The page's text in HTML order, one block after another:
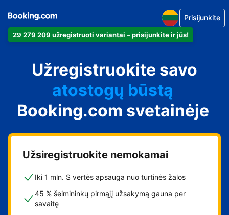
29 279 209 užregistruoti variantai – prisijunkite ir jūs!
Prisijunkite
Užregistruokite savo
apartamentus
viešbutį
atostogų būstą
svečių namus
nakvynės su pusryčiais
namus
Booking.com svetainėje
Užsiregistruokite nemokamai
Iki 1 mln. $ vertės apsauga nuo turtinės žalos
45 % šeimininkų pirmąjį užsakymą gauna per
savaitę